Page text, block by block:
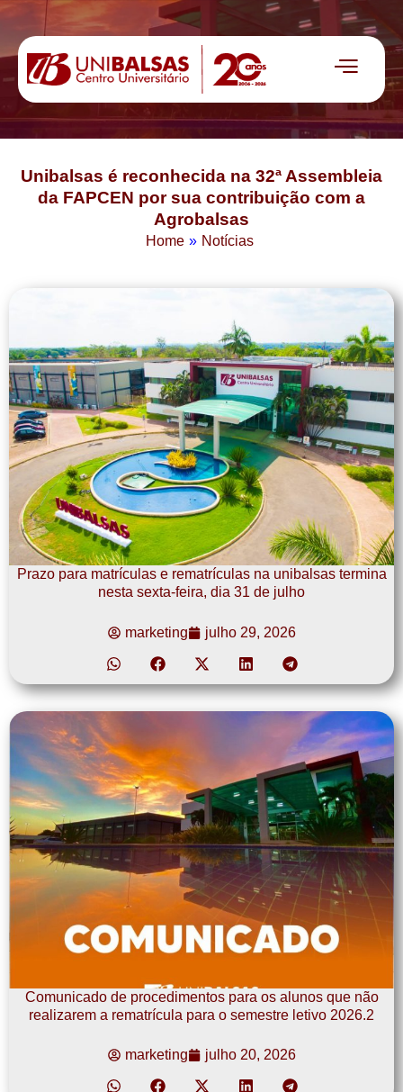
Unibalsas é reconhecida na 32ª Assembleia
da FAPCEN por sua contribuição com a
Agrobalsas
Home » Notícias
Prazo para matrículas e rematrículas na unibalsas termina
nesta sexta-feira, dia 31 de julho
marketing julho 29, 2026
Comunicado de procedimentos para os alunos que não
realizarem a rematrícula para o semestre letivo 2026.2
marketing julho 20, 2026